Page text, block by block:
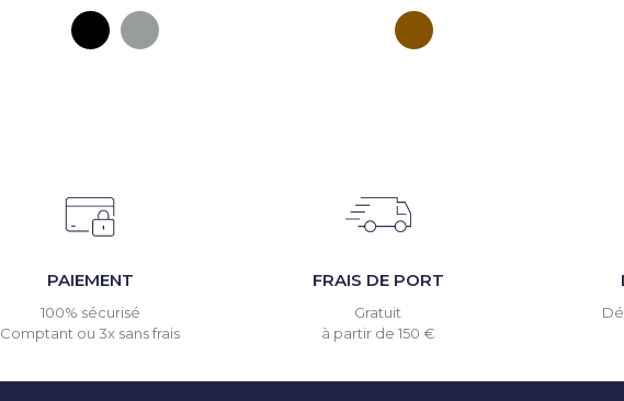
Noir
PAIEMENT
100% sécurisé
Comptant ou 3x sans frais
FRAIS DE PORT
Gratuit
à partir de 150 €